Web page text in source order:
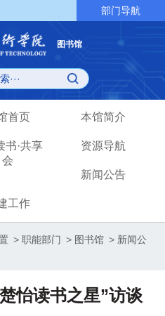
部门导航
图书馆
首页 本馆简介
书·共享
会
资源导航
新闻公告
工作
> 职能部门 > 图书馆 > 新闻公
怡读书之星”访谈